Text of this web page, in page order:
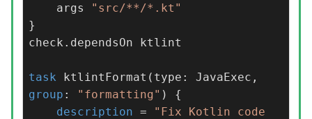
    args
"src/**/*.kt"
}
check.dependsOn ktlint
task
group : "formatting" ) {
description =
"Fix Kotlin code